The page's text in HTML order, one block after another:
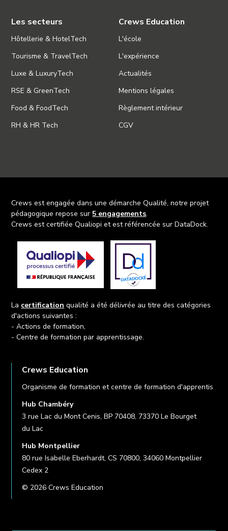
Les secteurs
Hôtellerie & HotelTech
Tourisme & TravelTech
Luxe & LuxuryTech
RSE & GreenTech
Food & FoodTech
RH & HR Tech
Crews Education
L'école
L'expérience
Actualités
Mentions légales
Règlement intérieur
CGV
Crews est engagée dans une démarche Qualité, notre projet
pédagogique repose sur 5 engagements.
Crews est certifiée Qualiopi et est référencée sur DataDock.
La certification qualité a été délivrée au titre des catégories
d'actions suivantes :
- Actions de formation,
- Centre de formation par apprentissage.
Crews Education
Organisme de formation et centre de formation d'apprentis
Hub Chambéry
3 rue Lac du Mont Cenis, BP 70408, 73370 Le Bourget
du Lac
Hub Montpellier
80 rue Isabelle Eberhardt, CS 70800, 34060 Montpellier
Cedex 2
© 2026 Crews Education